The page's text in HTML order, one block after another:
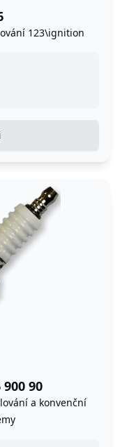
123\ignition
900 90
a konvenční